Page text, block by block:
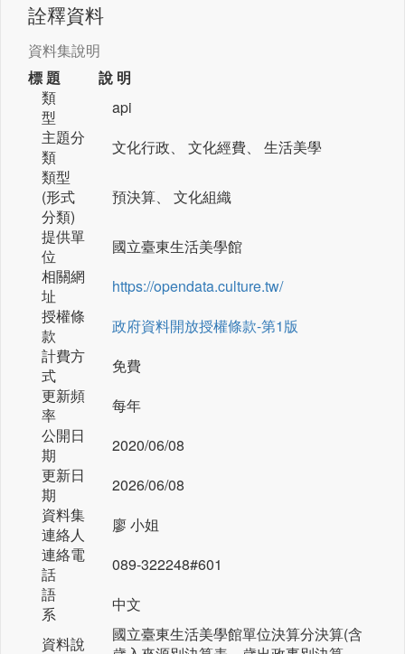
詮釋資料
資料集說明
標 題
說 明
類
型
api
主題分
類
文化行政、 文化經費、 生活美學
類型
(形式
分類)
預決算、 文化組織
提供單
位
國立臺東生活美學館
相關網
址
https://opendata.culture.tw/
授權條
款
政府資料開放授權條款-第1版
計費方
式
免費
更新頻
率
每年
公開日
期
2020/06/08
更新日
期
2026/06/08
資料集
連絡人
廖 小姐
連絡電
話
089-322248#601
語
系
中文
資料說
國立臺東生活美學館單位決算分決算(含